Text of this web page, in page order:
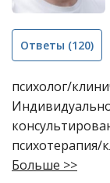
Ответы (120)
психолог/
психотерапия/
Больше >>